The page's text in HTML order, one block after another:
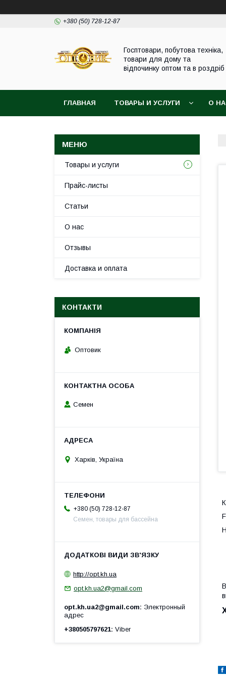
+380 (50) 728-12-87
Госптовари, побутова техніка,
товари для дому та
відпочинку оптом та в роздріб
ГЛАВНАЯ ТОВАРЫ И УСЛУГИ О
Товары и услуги
Прайс-листы
Статьи
О нас
Отзывы
Доставка и оплата
КОНТАКТИ
Оптовик
Семен
Харків, Україна
+380 (50) 728-12-87
Семен, товары для бассейна
http://opt.kh.ua
opt.kh.ua2@gmail.com
opt.kh.ua2@gmail.com
Электронный
адрес
+380505797621 Viber